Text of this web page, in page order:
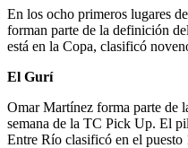
En los ocho primeros lugares
forman parte de la definición
está en la Copa, clasificó
El Gurí
Omar Martínez forma parte de
semana de la TC Pick Up. El
Entre Río clasificó en el puesto